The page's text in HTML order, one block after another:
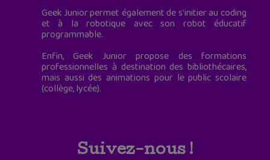
Geek Junior permet également de s'initier au coding
et à la robotique avec son robot éducatif
programmable.
Enfin, Geek Junior propose des formations
professionnelles à destination des bibliothécaires,
mais aussi des animations pour le public scolaire
(collège, lycée).
Suivez-nous !